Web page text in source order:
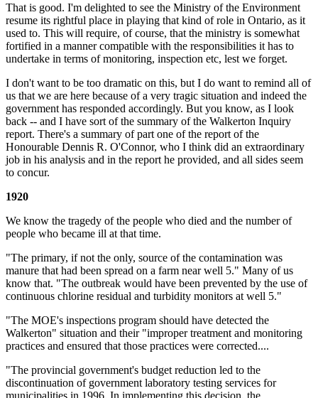
That is good. I'm delighted to see the Ministry of the Environment
resume its rightful place in playing that kind of role in Ontario, as it
used to. This will require, of course, that the ministry is somewhat
fortified in a manner compatible with the responsibilities it has to
undertake in terms of monitoring, inspection etc, lest we forget.
I don't want to be too dramatic on this, but I do want to remind all of
us that we are here because of a very tragic situation and indeed the
government has responded accordingly. But you know, as I look
back -- and I have sort of the summary of the Walkerton Inquiry
report. There's a summary of part one of the report of the
Honourable Dennis R. O'Connor, who I think did an extraordinary
job in his analysis and in the report he provided, and all sides seem
to concur.
1920
We know the tragedy of the people who died and the number of
people who became ill at that time.
"The primary, if not the only, source of the contamination was
manure that had been spread on a farm near well 5." Many of us
know that. "The outbreak would have been prevented by the use of
continuous chlorine residual and turbidity monitors at well 5."
"The MOE's inspections program should have detected the
Walkerton" situation and their "improper treatment and monitoring
practices and ensured that those practices were corrected....
"The provincial government's budget reduction led to the
discontinuation of government laboratory testing services for
municipalities in 1996. In implementing this decision, the